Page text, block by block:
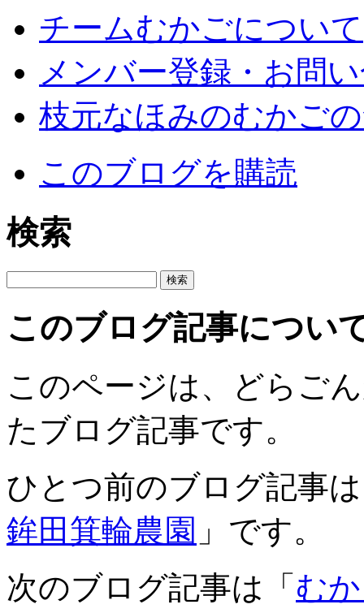
チームむかごについて
メンバー登録・お問
枝元なほみのむかご
このブログを購読
検索
このブログ記事につい
このページは、どらご
たブログ記事です。
ひとつ前のブログ記事
鉾田箕輪農園 」です。
次のブログ記事は「 む